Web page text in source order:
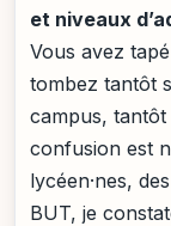
et niveaux
Vous avez
tombez tantôt
campus,
confusion est
lycéen·nes,
BUT, je